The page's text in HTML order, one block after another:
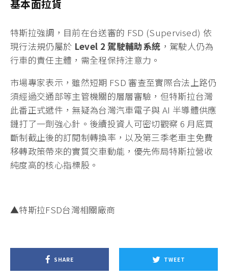
基本面拉貨
特斯拉強調，目前在台送審的 FSD (Supervised) 依
現行法規仍屬於 Level 2 駕駛輔助系統 ，駕駛人仍為
行車的責任主體，需全程保持注意力。
市場專家表示，雖然短期 FSD 審查至實際合法上路仍
須經過交通部等主管機關的層層審驗，但特斯拉台灣
此番正式遞件，無疑為台灣汽車電子與 AI 半導體供應
鏈打了一劑強心針。後續投資人可密切觀察 6 月底買
斷制截止後的訂閱制轉換率，以及第三季老車主免費
移轉政策帶來的實質交車動能，優先佈局特斯拉營收
純度高的核心指標股。
▲特斯拉FSD台灣相關廠商
SHARE TWEET